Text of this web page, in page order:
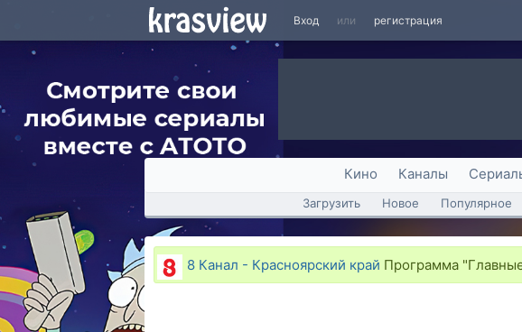
Вход или регистрация
Кино Каналы
Загрузить Новое Популярное
8 Канал - Красноярский край Программа